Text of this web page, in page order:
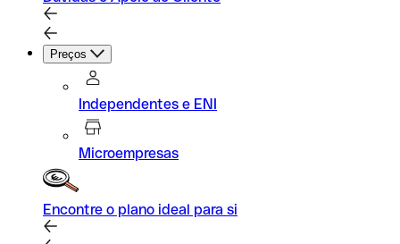
Preços
Independentes e ENI
Microempresas
Encontre o plano ideal para si